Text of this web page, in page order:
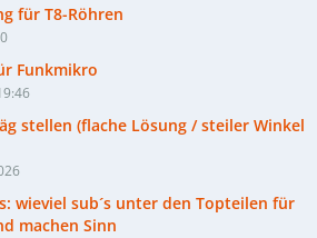
für T8-Röhren
Funkmikro
stellen (flache Lösung / steiler Winkel
wieviel sub´s unter den Topteilen für
machen Sinn